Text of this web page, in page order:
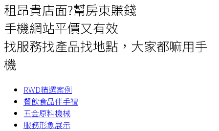
租昂貴店面?幫房東賺錢
手機網站平價又有效
找服務找產品找地點，大家都嘛用手
機
RWD精選案例
餐飲食品伴手禮
五金原料機械
服務形象展示